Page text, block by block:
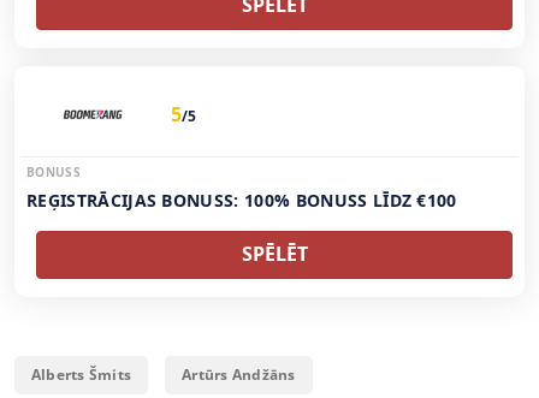
5/5
BONUSS
REĢISTRĀCIJAS BONUSS: 100% BONUSS LĪDZ €100
SPĒLĒT
Alberts Šmits Artūrs Andžāns